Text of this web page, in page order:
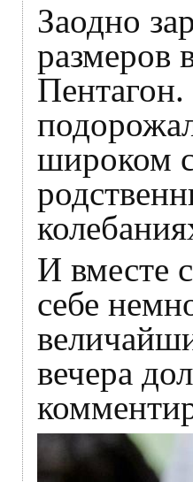
Заодно
размеров
широком
И вместе
себе
вечера